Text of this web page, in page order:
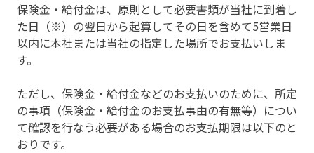
保険金・給付金は、原則として必要書類が当社に到着し
た日（※）の翌日から起算してその日を含めて5営業日
以内に本社または当社の指定した場所でお支払いしま
す。
ただし、保険金・給付金などのお支払いのために、所定
の事項（保険金・給付金のお支払事由の有無等）につい
て確認を行なう必要がある場合のお支払期限は以下のと
おりです。